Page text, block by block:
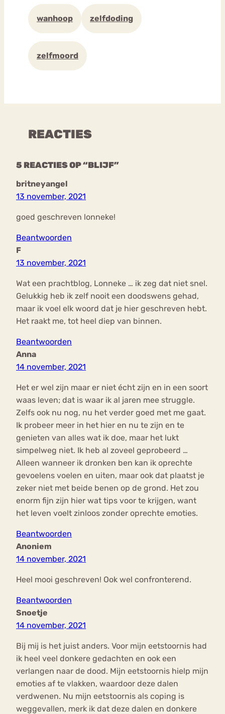
wanhoop zelfdoding
zelfmoord
REACTIES
5 REACTIES OP “BLIJF”
britneyangel
13 november, 2021
goed geschreven lonneke!
Beantwoorden
F
13 november, 2021
Wat een prachtblog, Lonneke … ik zeg dat niet snel.
Gelukkig heb ik zelf nooit een doodswens gehad,
maar ik voel elk woord dat je hier geschreven hebt.
Het raakt me, tot heel diep van binnen.
Beantwoorden
Anna
14 november, 2021
Het er wel zijn maar er niet écht zijn en in een soort
waas leven; dat is waar ik al jaren mee struggle.
Zelfs ook nu nog, nu het verder goed met me gaat.
Ik probeer meer in het hier en nu te zijn en te
genieten van alles wat ik doe, maar het lukt
simpelweg niet. Ik heb al zoveel geprobeerd …
Alleen wanneer ik dronken ben kan ik oprechte
gevoelens voelen en uiten, maar ook dat plaatst je
zeker niet met beide benen op de grond. Het zou
enorm fijn zijn hier wat tips voor te krijgen, want
het leven voelt zinloos zonder oprechte emoties.
Beantwoorden
Anoniem
14 november, 2021
Heel mooi geschreven! Ook wel confronterend.
Beantwoorden
Snoetje
14 november, 2021
Bij mij is het juist anders. Voor mijn eetstoornis had
ik heel veel donkere gedachten en ook een
verlangen naar de dood. Mijn eetstoornis hielp mijn
emoties af te vlakken, waardoor deze dalen
verdwenen. Nu mijn eetstoornis als coping is
weggevallen, merk ik dat deze dalen en donkere